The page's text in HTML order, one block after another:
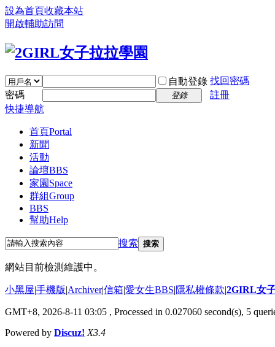
設為首頁收藏本站
開啟輔助訪問
自動登錄 找回密碼
密碼
登錄
註冊
快捷導航
首頁Portal
新聞
活動
論壇BBS
家園 Space
群組Group
BBS
幫助Help
搜索 搜索
網站目前檢測維護中。
小黑屋|手機版|Archiver|信箱|愛女生BBS|隱私權條款|2GIRL女
GMT+8, 2026-8-11 03:05 , Processed in 0.027060 second(s), 5
Powered by Discuz! X3.4